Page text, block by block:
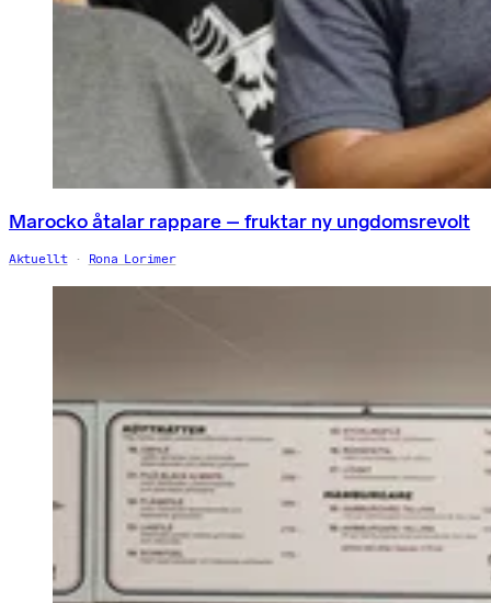
Marocko åtalar rappare – fruktar ny ungdomsrevolt
Aktuellt Rona Lorimer